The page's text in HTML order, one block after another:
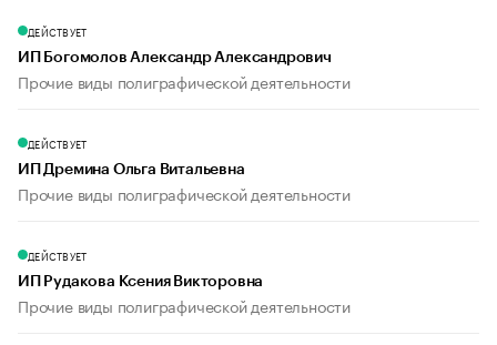
ДЕЙСТВУЕТ
ИП Богомолов Александр Александрович
Прочие виды полиграфической деятельности
ДЕЙСТВУЕТ
ИП Дремина Ольга Витальевна
Прочие виды полиграфической деятельности
ДЕЙСТВУЕТ
ИП Рудакова Ксения Викторовна
Прочие виды полиграфической деятельности